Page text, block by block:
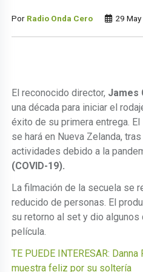
Por Radio Onda Cero 29
El reconocido director, James
una década para iniciar el
éxito de su primera entrega.
se hará en Nueva Zelanda,
actividades debido a la
(COVID-19).
La filmación de la secuela se
reducido de personas. El
su retorno al set y dio
película.
TE PUEDE INTERESAR:
muestra feliz por su soltería